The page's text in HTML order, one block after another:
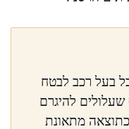
בעל רכב לבטח
שעלולים להיגרם
כתוצאה מתאונת